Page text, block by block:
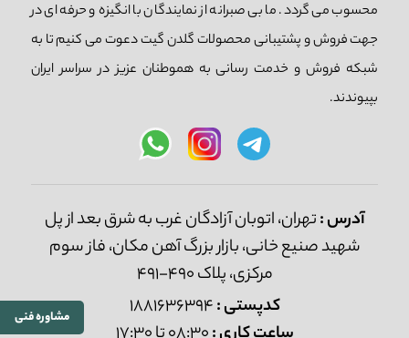
مشاوره فنی
محسوب می گردد. ما بی صبرانه از نمایندگان با انگیزه و حرفه ای در
جهت فروش و پشتیبانی محصولات گلدن گیت دعوت می کنیم تا به
شبکه فروش و خدمت رسانی به هموطنان عزیز در سراسر ایران
بپیوندند.
آدرس :تهران، اتوبان آزادگان غرب به شرق بعد از پل
شهید صنیع خانی، بازار بزرگ آهن مکان، فاز سوم
مرکزی، پلاک 490-491
کدپستی :1881636394